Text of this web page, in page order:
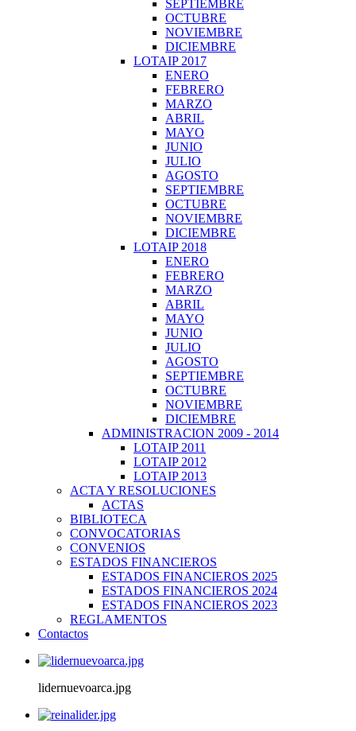
SEPTIEMBRE
OCTUBRE
NOVIEMBRE
DICIEMBRE
LOTAIP 2017
ENERO
FEBRERO
MARZO
ABRIL
MAYO
JUNIO
JULIO
AGOSTO
SEPTIEMBRE
OCTUBRE
NOVIEMBRE
DICIEMBRE
LOTAIP 2018
ENERO
FEBRERO
MARZO
ABRIL
MAYO
JUNIO
JULIO
AGOSTO
SEPTIEMBRE
OCTUBRE
NOVIEMBRE
DICIEMBRE
ADMINISTRACION 2009 - 2014
LOTAIP 2011
LOTAIP 2012
LOTAIP 2013
ACTA Y RESOLUCIONES
ACTAS
BIBLIOTECA
CONVOCATORIAS
CONVENIOS
ESTADOS FINANCIEROS
ESTADOS FINANCIEROS 2025
ESTADOS FINANCIEROS 2024
ESTADOS FINANCIEROS 2023
REGLAMENTOS
Contactos
lidernuevoarca.jpg